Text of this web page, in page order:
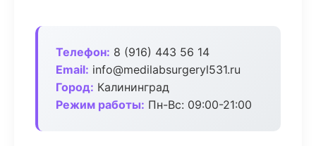
Телефон: 8 (916) 443 56 14
Email: info@medilabsurgeryl531.ru
Город: Калининград
Режим работы: Пн-Вс: 09:00-21:00